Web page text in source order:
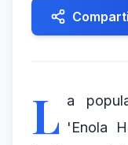
L a
'Enola